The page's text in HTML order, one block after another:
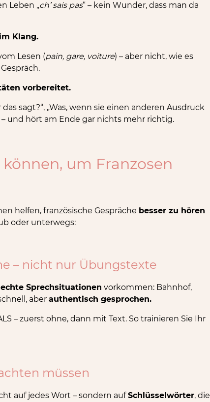
Leben „ch’ sais pas“ – kein Wunder, dass man da
Klang.
Lesen (pain, gare, voiture) – aber nicht, wie es
vorbereitet.
sagt?“, „Was, wenn sie einen anderen Ausdruck
und hört am Ende gar nichts mehr richtig.
um Franzosen
helfen, französische Gespräche besser zu hören
oder unterwegs:
– nicht nur Übungstexte
echte Sprechsituationen vorkommen: Bahnhof,
aber authentisch gesprochen.
– zuerst ohne, dann mit Text. So trainieren Sie Ihr
müssen
auf jedes Wort – sondern aufSchlüsselwörter, die